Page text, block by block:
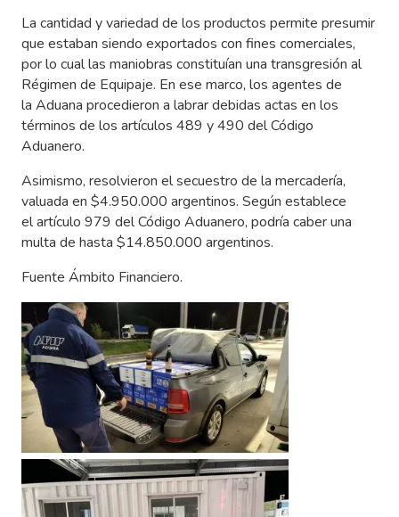
La cantidad y variedad de los productos permite presumir
que estaban siendo exportados con fines comerciales,
por lo cual las maniobras constituían una transgresión al
Régimen de Equipaje. En ese marco, los agentes de
la Aduana procedieron a labrar debidas actas en los
términos de los artículos 489 y 490 del Código
Aduanero.
Asimismo, resolvieron el secuestro de la mercadería,
valuada en $4.950.000 argentinos. Según establece
el artículo 979 del Código Aduanero, podría caber una
multa de hasta $14.850.000 argentinos.
Fuente Ámbito Financiero.